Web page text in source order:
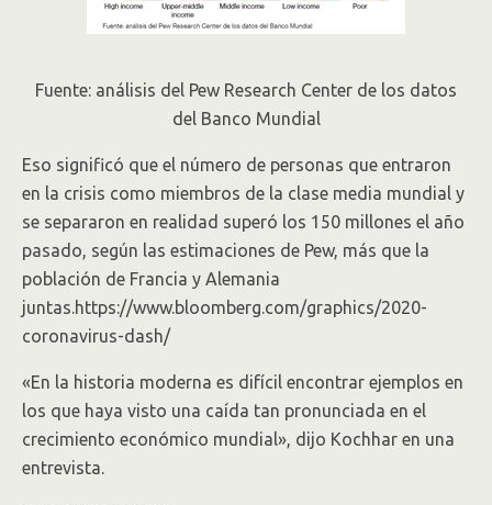
Fuente: análisis del Pew Research Center de los datos
del Banco Mundial
Eso significó que el número de personas que entraron
en la crisis como miembros de la clase media mundial y
se separaron en realidad superó los 150 millones el año
pasado, según las estimaciones de Pew, más que la
población de Francia y Alemania
juntas.https://www.bloomberg.com/graphics/2020-
coronavirus-dash/
«En la historia moderna es difícil encontrar ejemplos en
los que haya visto una caída tan pronunciada en el
crecimiento económico mundial», dijo Kochhar en una
entrevista.